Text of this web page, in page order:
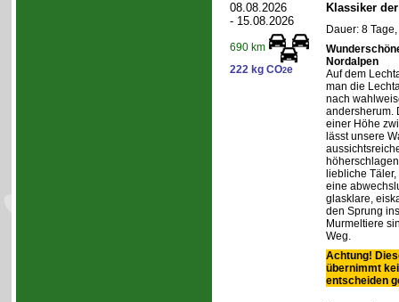
08.08.2026
- 15.08.2026
690 km
222 kg CO2e
Klassiker
Dauer: 8
Nordalpen
Auf dem
man die
nach
andersherum.
einer Höhe
lässt unsere
liebliche
eine
glasklare,
den Sprung
Murmeltiere
Weg.
Achtung!
übernimmt
entscheiden